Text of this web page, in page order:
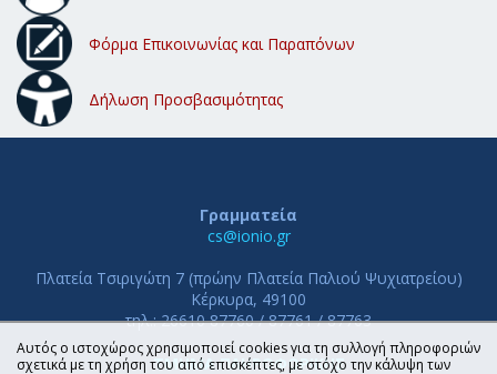
Φόρμα Επικοινωνίας και Παραπόνων
Δήλωση Προσβασιμότητας
Γραμματεία
cs@ionio.gr
Πλατεία Τσιριγώτη 7 (πρώην Πλατεία Παλιού Ψυχιατρείου)
Κέρκυρα, 49100
τηλ.: 26610 87760 / 87761 / 87763
ΤΜΗΜΑ ΠΛΗΡΟΦΟΡΙΚΗΣ
Αυτός ο ιστοχώρος χρησιμοποιεί cookies για τη συλλογή πληροφοριών
σχετικά με τη χρήση του από επισκέπτες, με στόχο την κάλυψη των